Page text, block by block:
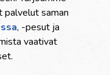
palvelut saman
, -pesut ja
vaativat